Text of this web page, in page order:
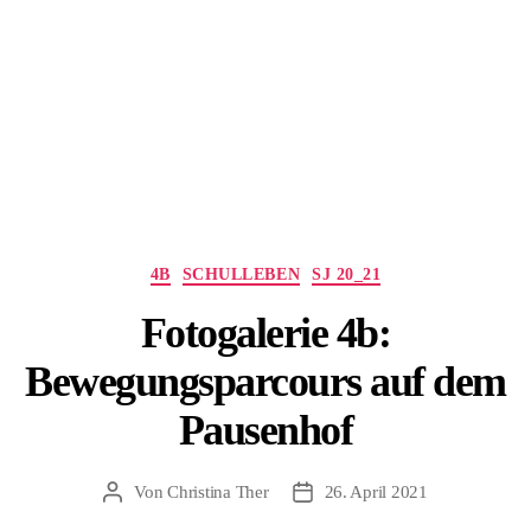
Kategorien
4B SCHULLEBEN SJ 20_21
Fotogalerie 4b:
Bewegungsparcours auf dem
Pausenhof
Beitragsautor
VonChristina Ther Beitragsdatum
26. April 2021